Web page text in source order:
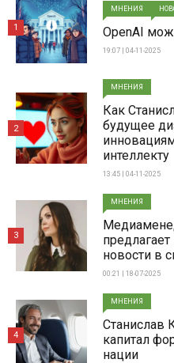
МНЕНИЯ
OpenAI
19:07 | 04-11-2025
1
МНЕНИЯ
Как
будущее
интеллекту
13:45 | 04-11-2025
2
МНЕНИЯ
новости в
00:21 | 18-07-2025
3
МНЕНИЯ
Станислав
капитал
нации
4